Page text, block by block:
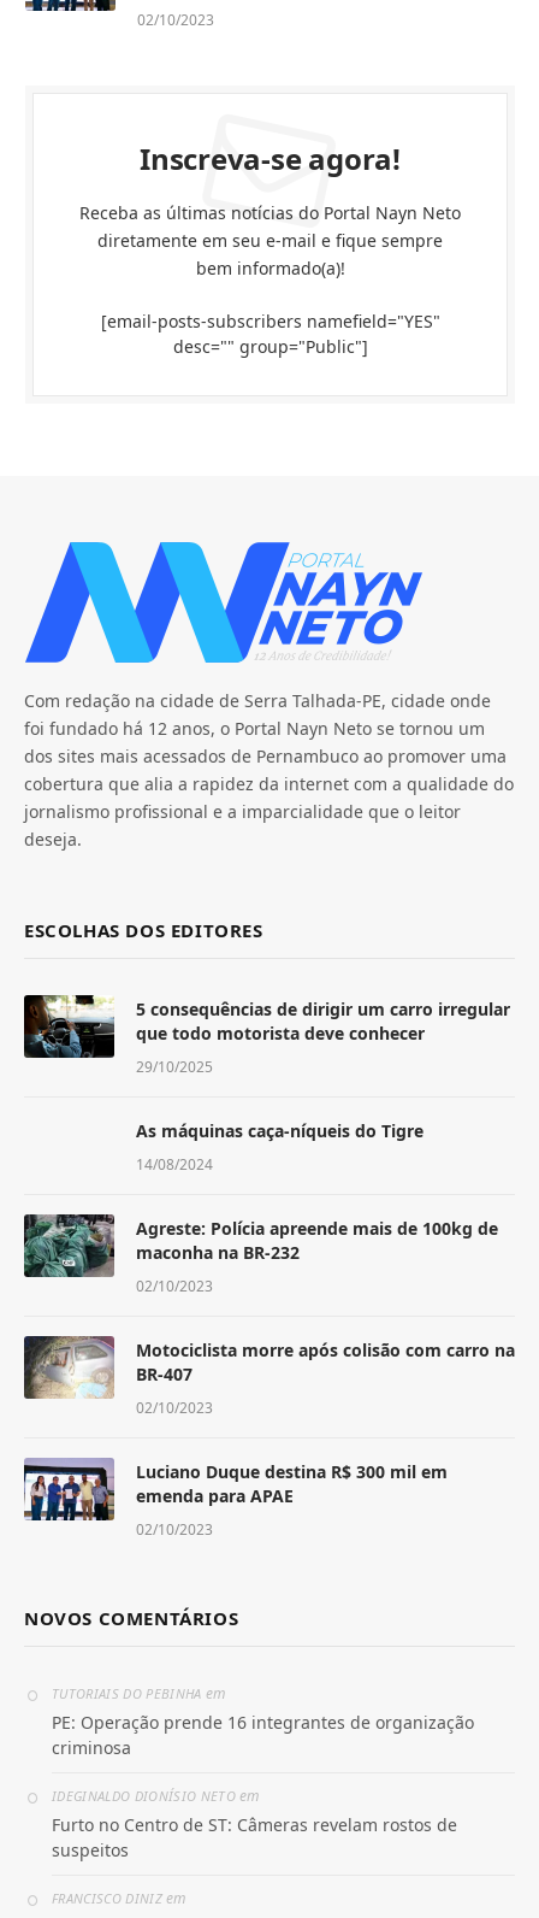
02/10/2023
Inscreva-se agora!
Receba as últimas notícias do Portal Nayn Neto
diretamente em seu e-mail e fique sempre
bem informado(a)!
[email-posts-subscribers namefield="YES"
desc="" group="Public"]
Com redação na cidade de Serra Talhada-PE, cidade onde
foi fundado há 12 anos, o Portal Nayn Neto se tornou um
dos sites mais acessados de Pernambuco ao promover uma
cobertura que alia a rapidez da internet com a qualidade do
jornalismo profissional e a imparcialidade que o leitor
deseja.
ESCOLHAS DOS EDITORES
5 consequências de dirigir um carro irregular
que todo motorista deve conhecer
29/10/2025
As máquinas caça-níqueis do Tigre
14/08/2024
Agreste: Polícia apreende mais de 100kg de
maconha na BR-232
02/10/2023
Motociclista morre após colisão com carro na
BR-407
02/10/2023
Luciano Duque destina R$ 300 mil em
emenda para APAE
02/10/2023
NOVOS COMENTÁRIOS
TUTORIAIS DO PEBINHA em
PE: Operação prende 16 integrantes de organização
criminosa
IDEGINALDO DIONÍSIO NETOem
Furto no Centro de ST: Câmeras revelam rostos de
suspeitos
FRANCISCO DINIZem